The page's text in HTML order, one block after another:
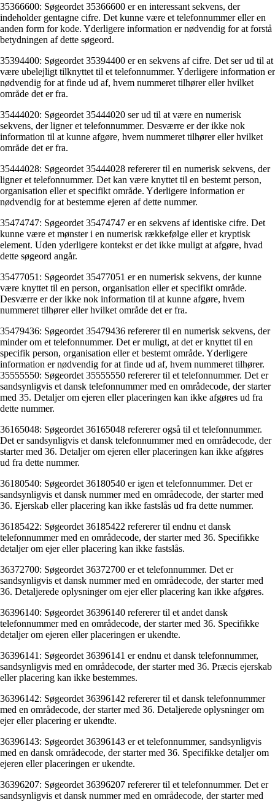
35366600: Søgeordet 35366600 er en interessant sekvens, der
indeholder gentagne cifre. Det kunne være et telefonnummer eller en
anden form for kode. Yderligere information er nødvendig for at forstå
betydningen af dette søgeord.
35394400: Søgeordet 35394400 er en sekvens af cifre. Det ser ud til at
være ubelejligt tilknyttet til et telefonnummer. Yderligere information er
nødvendig for at finde ud af, hvem nummeret tilhører eller hvilket
område det er fra.
35444020: Søgeordet 35444020 ser ud til at være en numerisk
sekvens, der ligner et telefonnummer. Desværre er der ikke nok
information til at kunne afgøre, hvem nummeret tilhører eller hvilket
område det er fra.
35444028: Søgeordet 35444028 refererer til en numerisk sekvens, der
ligner et telefonnummer. Det kan være knyttet til en bestemt person,
organisation eller et specifikt område. Yderligere information er
nødvendig for at bestemme ejeren af ​​dette nummer.
35474747: Søgeordet 35474747 er en sekvens af identiske cifre. Det
kunne være et mønster i en numerisk rækkefølge eller et kryptisk
element. Uden yderligere kontekst er det ikke muligt at afgøre, hvad
dette søgeord angår.
35477051: Søgeordet 35477051 er en numerisk sekvens, der kunne
være knyttet til en person, organisation eller et specifikt område.
Desværre er der ikke nok information til at kunne afgøre, hvem
nummeret tilhører eller hvilket område det er fra.
35479436: Søgeordet 35479436 refererer til en numerisk sekvens, der
minder om et telefonnummer. Det er muligt, at det er knyttet til en
specifik person, organisation eller et bestemt område. Yderligere
information er nødvendig for at finde ud af, hvem nummeret tilhører.
35555550: Søgeordet 35555550 refererer til et telefonnummer. Det er
sandsynligvis et dansk telefonnummer med en områdecode, der starter
med 35. Detaljer om ejeren eller placeringen kan ikke afgøres ud fra
dette nummer.
36165048: Søgeordet 36165048 refererer også til et telefonnummer.
Det er sandsynligvis et dansk telefonnummer med en områdecode, der
starter med 36. Detaljer om ejeren eller placeringen kan ikke afgøres
ud fra dette nummer.
36180540: Søgeordet 36180540 er igen et telefonnummer. Det er
sandsynligvis et dansk nummer med en områdecode, der starter med
36. Ejerskab eller placering kan ikke fastslås ud fra dette nummer.
36185422: Søgeordet 36185422 refererer til endnu et dansk
telefonnummer med en områdecode, der starter med 36. Specifikke
detaljer om ejer eller placering kan ikke fastslås.
36372700: Søgeordet 36372700 er et telefonnummer. Det er
sandsynligvis et dansk nummer med en områdecode, der starter med
36. Detaljerede oplysninger om ejer eller placering kan ikke afgøres.
36396140: Søgeordet 36396140 refererer til et andet dansk
telefonnummer med en områdecode, der starter med 36. Specifikke
detaljer om ejeren eller placeringen er ukendte.
36396141: Søgeordet 36396141 er endnu et dansk telefonnummer,
sandsynligvis med en områdecode, der starter med 36. Præcis ejerskab
eller placering kan ikke bestemmes.
36396142: Søgeordet 36396142 refererer til et dansk telefonnummer
med en områdecode, der starter med 36. Detaljerede oplysninger om
ejer eller placering er ukendte.
36396143: Søgeordet 36396143 er et telefonnummer, sandsynligvis
med en dansk områdecode, der starter med 36. Specifikke detaljer om
ejeren eller placeringen er ukendte.
36396207: Søgeordet 36396207 refererer til et telefonnummer. Det er
sandsynligvis et dansk nummer med en områdecode, der starter med